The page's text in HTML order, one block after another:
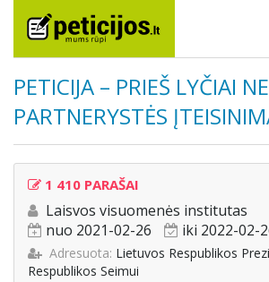
PETICIJA – PRIEŠ LYČIAI
PARTNERYSTĖS
1 410 PARAŠAI
Laisvos visuomenės institutas
nuo 2021-02-26
iki 2022-02-
Adresuota: Lietuvos Respublikos
Respublikos Seimui